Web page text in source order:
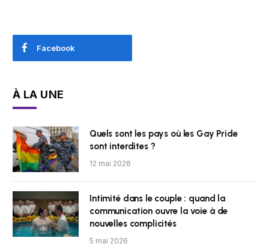
Facebook
À LA UNE
Quels sont les pays où les Gay Pride
sont interdites ?
12 mai 2026
Intimité dans le couple : quand la
communication ouvre la voie à de
nouvelles complicités
5 mai 2026